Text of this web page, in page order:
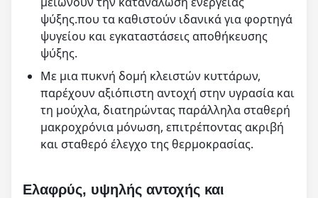
ψύξης.που τα καθιστούν ιδανικά για φορτηγά
ψυγείου και εγκαταστάσεις αποθήκευσης
ψύξης.
Με μια πυκνή δομή κλειστών κυττάρων,
παρέχουν αξιόπιστη αντοχή στην υγρασία και
τη μούχλα, διατηρώντας παράλληλα σταθερή
μακροχρόνια μόνωση, επιτρέποντας ακριβή
και σταθερό έλεγχο της θερμοκρασίας.
Ελαφρύς, υψηλής αντοχής και